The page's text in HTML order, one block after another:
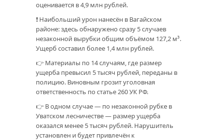
оценивается в 4,9 млн рублей.
❗️ Наибольший урон нанесён в Вагайском
районе: здесь обнаружено сразу 5 случаев
незаконной вырубки общим объёмом 127,2 м³.
Ущерб составил более 1,4 млн рублей.
👉 Материалы по 14 случаям, где размер
ущерба превысил 5 тысяч рублей, переданы в
полицию. Виновным грозит уголовная
ответственность по статье 260 УК РФ.
👉 В одном случае — по незаконной рубке в
Уватском лесничестве — размер ущерба
оказался менее 5 тысяч рублей. Нарушитель
установлен и будет привлечён к